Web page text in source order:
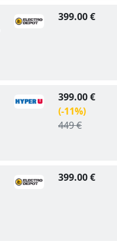
399.00 €
399.00 €
(-11%)
449 €
399.00 €